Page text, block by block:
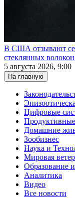
В США отзывают
стеклянных
5 августа 2026, 9:00
На главную
Цифровые
Домашние
Зообизнес
Наука и
Мировая
Образование и
Аналитика
Видео
Все новости